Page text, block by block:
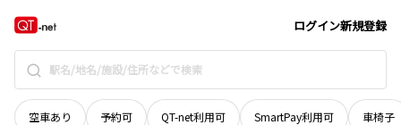
ログイン新規登録
空車あり 予約可 QT-net利用可 SmartPay利用可 車椅子
和歌山県 地域選択で探す